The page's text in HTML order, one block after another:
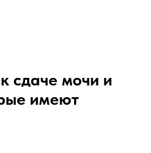
сдаче мочи и
имеют